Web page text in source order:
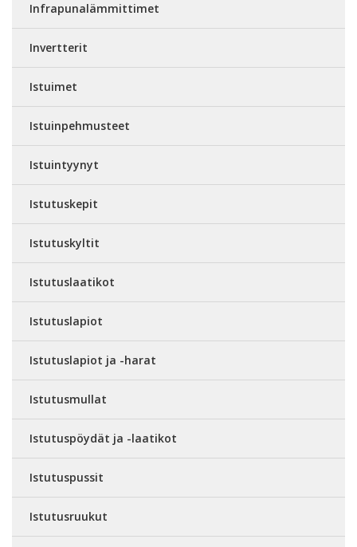
Infrapunalämmittimet
Invertterit
Istuimet
Istuinpehmusteet
Istuintyynyt
Istutuskepit
Istutuskyltit
Istutuslaatikot
Istutuslapiot
Istutuslapiot ja -harat
Istutusmullat
Istutuspöydät ja -laatikot
Istutuspussit
Istutusruukut